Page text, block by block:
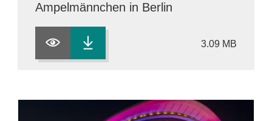
Ampelmännchen in Berlin
3.09 MB